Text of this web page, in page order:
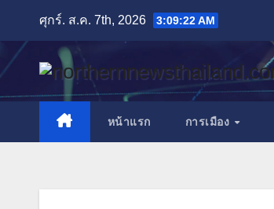
content
ศุกร์. ส.ค. 7th, 2026 3:09:24 AM
หน้าแรก การเมือง